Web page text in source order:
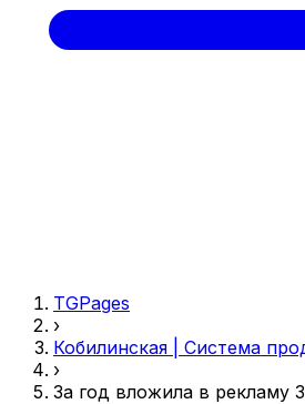
TGPages
›
Кобилинская | Система
›
За год вложила в рекламу